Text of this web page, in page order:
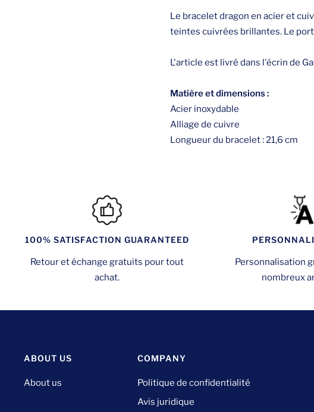
Le bracelet dragon en acier et
teintes cuivrées brillantes. Le
L'article est livré dans l'écrin de
Matière et dimensions :
Acier inoxydable
Alliage de cuivre
Longueur du bracelet : 21,6 cm
100% SATISFACTION GUARANTEED
Retour et échange gratuits pour tout
achat.
Personnalisation
nombreux
ABOUT US
About us
COMPANY
Politique de confidentialité
Avis juridique